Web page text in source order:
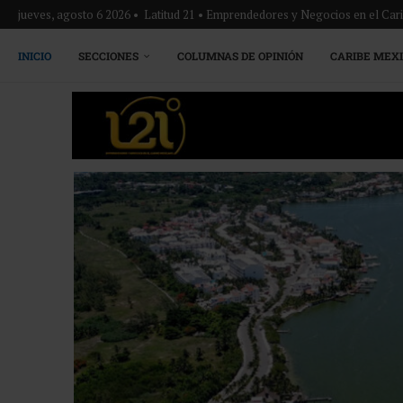
jueves, agosto 6 2026 • Latitud 21 • Emprendedores y Negocios en el
INICIO SECCIONES COLUMNAS DE OPINIÓN CARIBE